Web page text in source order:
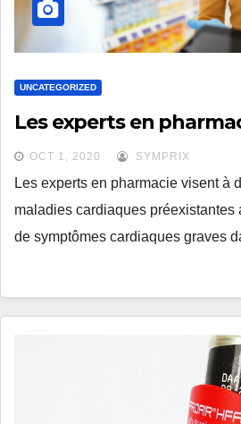
UNCATEGORIZED
Les experts en
OCT 1, 2020 SYMPRIX
Les experts en pharmacie visent à
maladies cardiaques préexistantes
de symptômes cardiaques graves